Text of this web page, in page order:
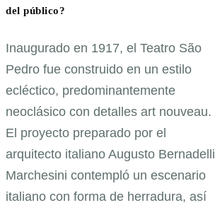
del público?
Inaugurado en 1917, el Teatro São
Pedro fue construido en un estilo
ecléctico, predominantemente
neoclásico con detalles art nouveau.
El proyecto preparado por el
arquitecto italiano Augusto Bernadelli
Marchesini contempló un escenario
italiano con forma de herradura, así